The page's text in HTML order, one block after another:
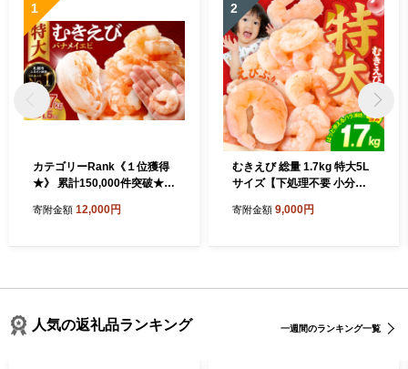
1
カテゴリーRank《１位獲得
★》 累計150,000件突破★彡
むきえび 下処理不要 高評価
海道 札幌市
寄附金額 12,000円
2
むきえび 総量 1.7kg 特大5L
サイズ【下処理不要 小分け 8
バナメイエビ バラ凍結】 G4
寄附金額 9,000円
人気の返礼品ランキング 一週間のランキング一覧